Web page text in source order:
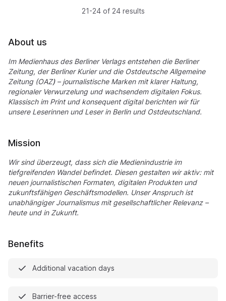
21-24 of 24 results
About us
Im Medienhaus des Berliner Verlags entstehen die Berliner
Zeitung, der Berliner Kurier und die Ostdeutsche Allgemeine
Zeitung (OAZ) – journalistische Marken mit klarer Haltung,
regionaler Verwurzelung und wachsendem digitalen Fokus.
Klassisch im Print und konsequent digital berichten wir für
unsere Leserinnen und Leser in Berlin und Ostdeutschland.
Mission
Wir sind überzeugt, dass sich die Medienindustrie im
tiefgreifenden Wandel befindet. Diesen gestalten wir aktiv: mit
neuen journalistischen Formaten, digitalen Produkten und
zukunftsfähigen Geschäftsmodellen. Unser Anspruch ist
unabhängiger Journalismus mit gesellschaftlicher Relevanz –
heute und in Zukunft.
Benefits
Additional vacation days
Barrier-free access